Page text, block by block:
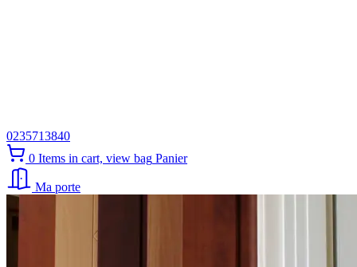
0235713840
0 Items in cart, view bag Panier
Ma porte